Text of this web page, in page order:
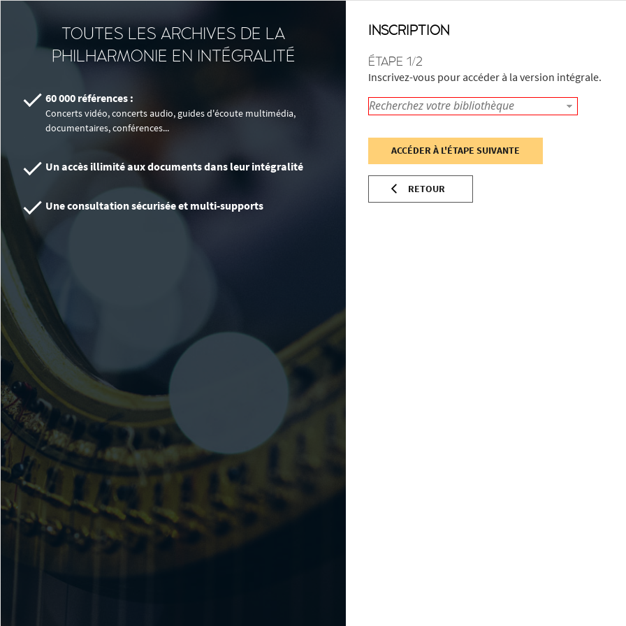
TOUTES LES ARCHIVES DE LA
PHILHARMONIE EN INTÉGRALITÉ
60 000 références :
Concerts vidéo, concerts audio, guides d'écoute multimédia,
documentaires, conférences...
Un accès illimité aux documents dans leur intégralité
Une consultation sécurisée et multi-supports
INSCRIPTION
ÉTAPE 1/2
Inscrivez-vous pour accéder à la version intégrale.
ACCÉDER À L'ÉTAPE SUIVANTE
RETOUR